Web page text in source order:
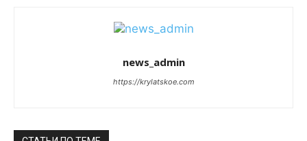
news_admin
https://krylatskoe.com